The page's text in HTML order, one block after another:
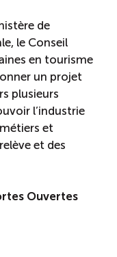
en tourisme
de
le Conseil
en tourisme
un projet
plusieurs
l’industrie
et
et des
Ouvertes